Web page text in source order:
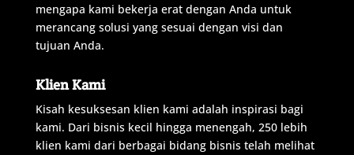
mengapa kami bekerja erat dengan Anda untuk
merancang solusi yang sesuai dengan visi dan
tujuan Anda.
Klien Kami
Kisah kesuksesan klien kami adalah inspirasi bagi
kami. Dari bisnis kecil hingga menengah, 250 lebih
klien kami dari berbagai bidang bisnis telah melihat